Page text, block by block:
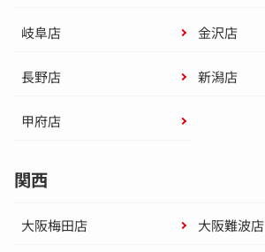
岐阜店 金沢店
長野店 新潟店
甲府店
関西
大阪梅田店 大阪難波店